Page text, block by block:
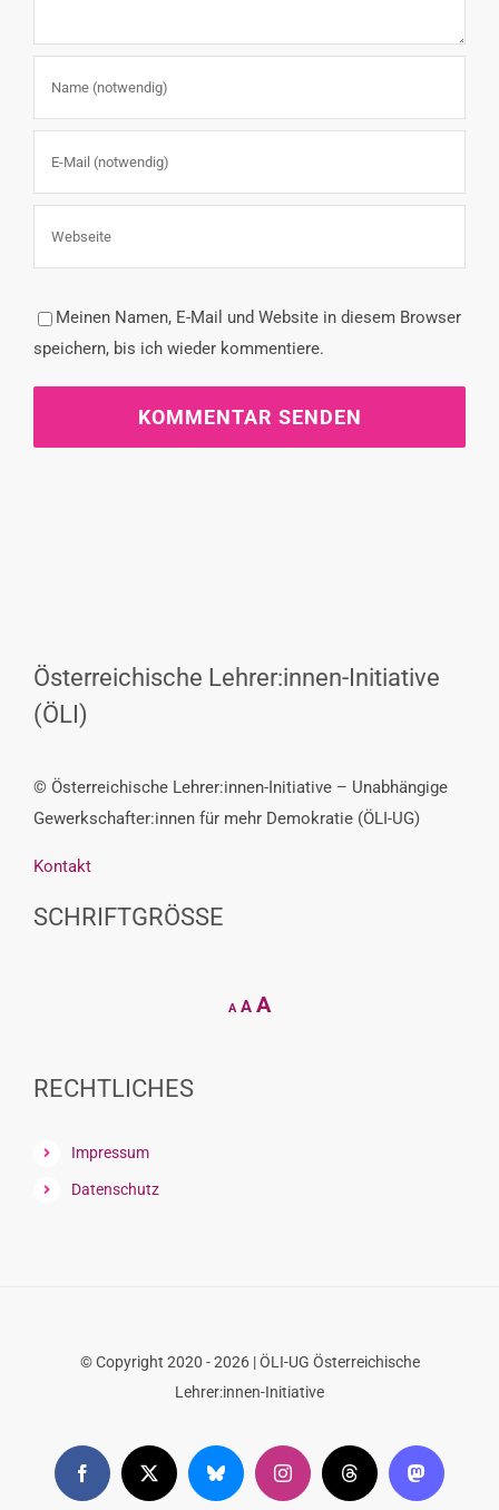
Meinen Namen, E-Mail und Website in diesem Browser
speichern, bis ich wieder kommentiere.
Österreichische Lehrer:innen-Initiative
(ÖLI)
© Österreichische Lehrer:innen-Initiative – Unabhängige
Gewerkschafter:innen für mehr Demokratie (ÖLI-UG)
Kontakt
SCHRIFTGRÖSSE
A
Decrease
font
A Reset
AIncrease
RECHTLICHES
Impressum
Datenschutz
© Copyright 2020 - 2026 | ÖLI-UG Österreichische
Lehrer:innen-Initiative